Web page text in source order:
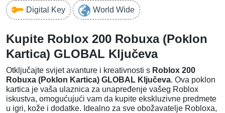
Digital Key World Wide
Kupite Roblox 200 Robuxa (Poklon
Kartica) GLOBAL Ključeva
Otključajte svijet avanture i kreativnosti s Roblox 200
Robuxa (Poklon Kartica) GLOBAL Ključeva. Ova poklon
kartica je vaša ulaznica za unapređenje vašeg Roblox
iskustva, omogućujući vam da kupite ekskluzivne predmete
u igri, kože i dodatke. Idealno za sve obožavatelje Robloxa,